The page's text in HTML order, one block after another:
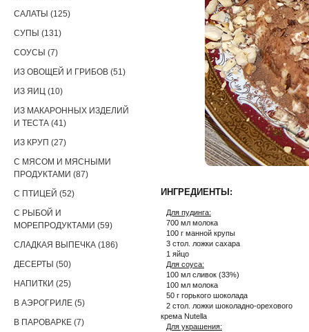
ИНГРЕДИЕНТЫ:
Для пудинга:
700 мл молока
100 г манной крупы
3 стол. ложки сахара
1 яйцо
Для соуса:
100 мл сливок (33%)
100 мл молока
50 г горького шоколада
2 стол. ложки шоколадно-орехового
крема Nutella
Для украшения:
САЛАТЫ (125)
СУПЫ (131)
СОУСЫ (7)
ИЗ ОВОЩЕЙ И ГРИБОВ (51)
ИЗ ЯИЦ (10)
ИЗ МАКАРОННЫХ ИЗДЕЛИЙ
И ТЕСТА (41)
ИЗ КРУП (27)
С МЯСОМ И МЯСНЫМИ
ПРОДУКТАМИ (87)
С ПТИЦЕЙ (52)
С РЫБОЙ И
МОРЕПРОДУКТАМИ (59)
СЛАДКАЯ ВЫПЕЧКА (186)
ДЕСЕРТЫ (50)
НАПИТКИ (25)
В АЭРОГРИЛЕ (5)
В ПАРОВАРКЕ (7)